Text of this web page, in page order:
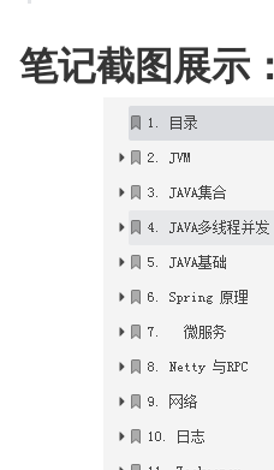
笔记截图展示：